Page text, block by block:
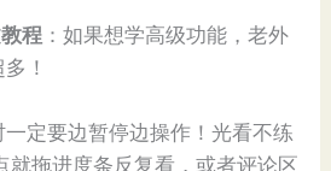
程​ ​：如果想学高级功能，老外
！
一定要边暂停边操作！光看不练
就拖进度条反复看，或者评论区